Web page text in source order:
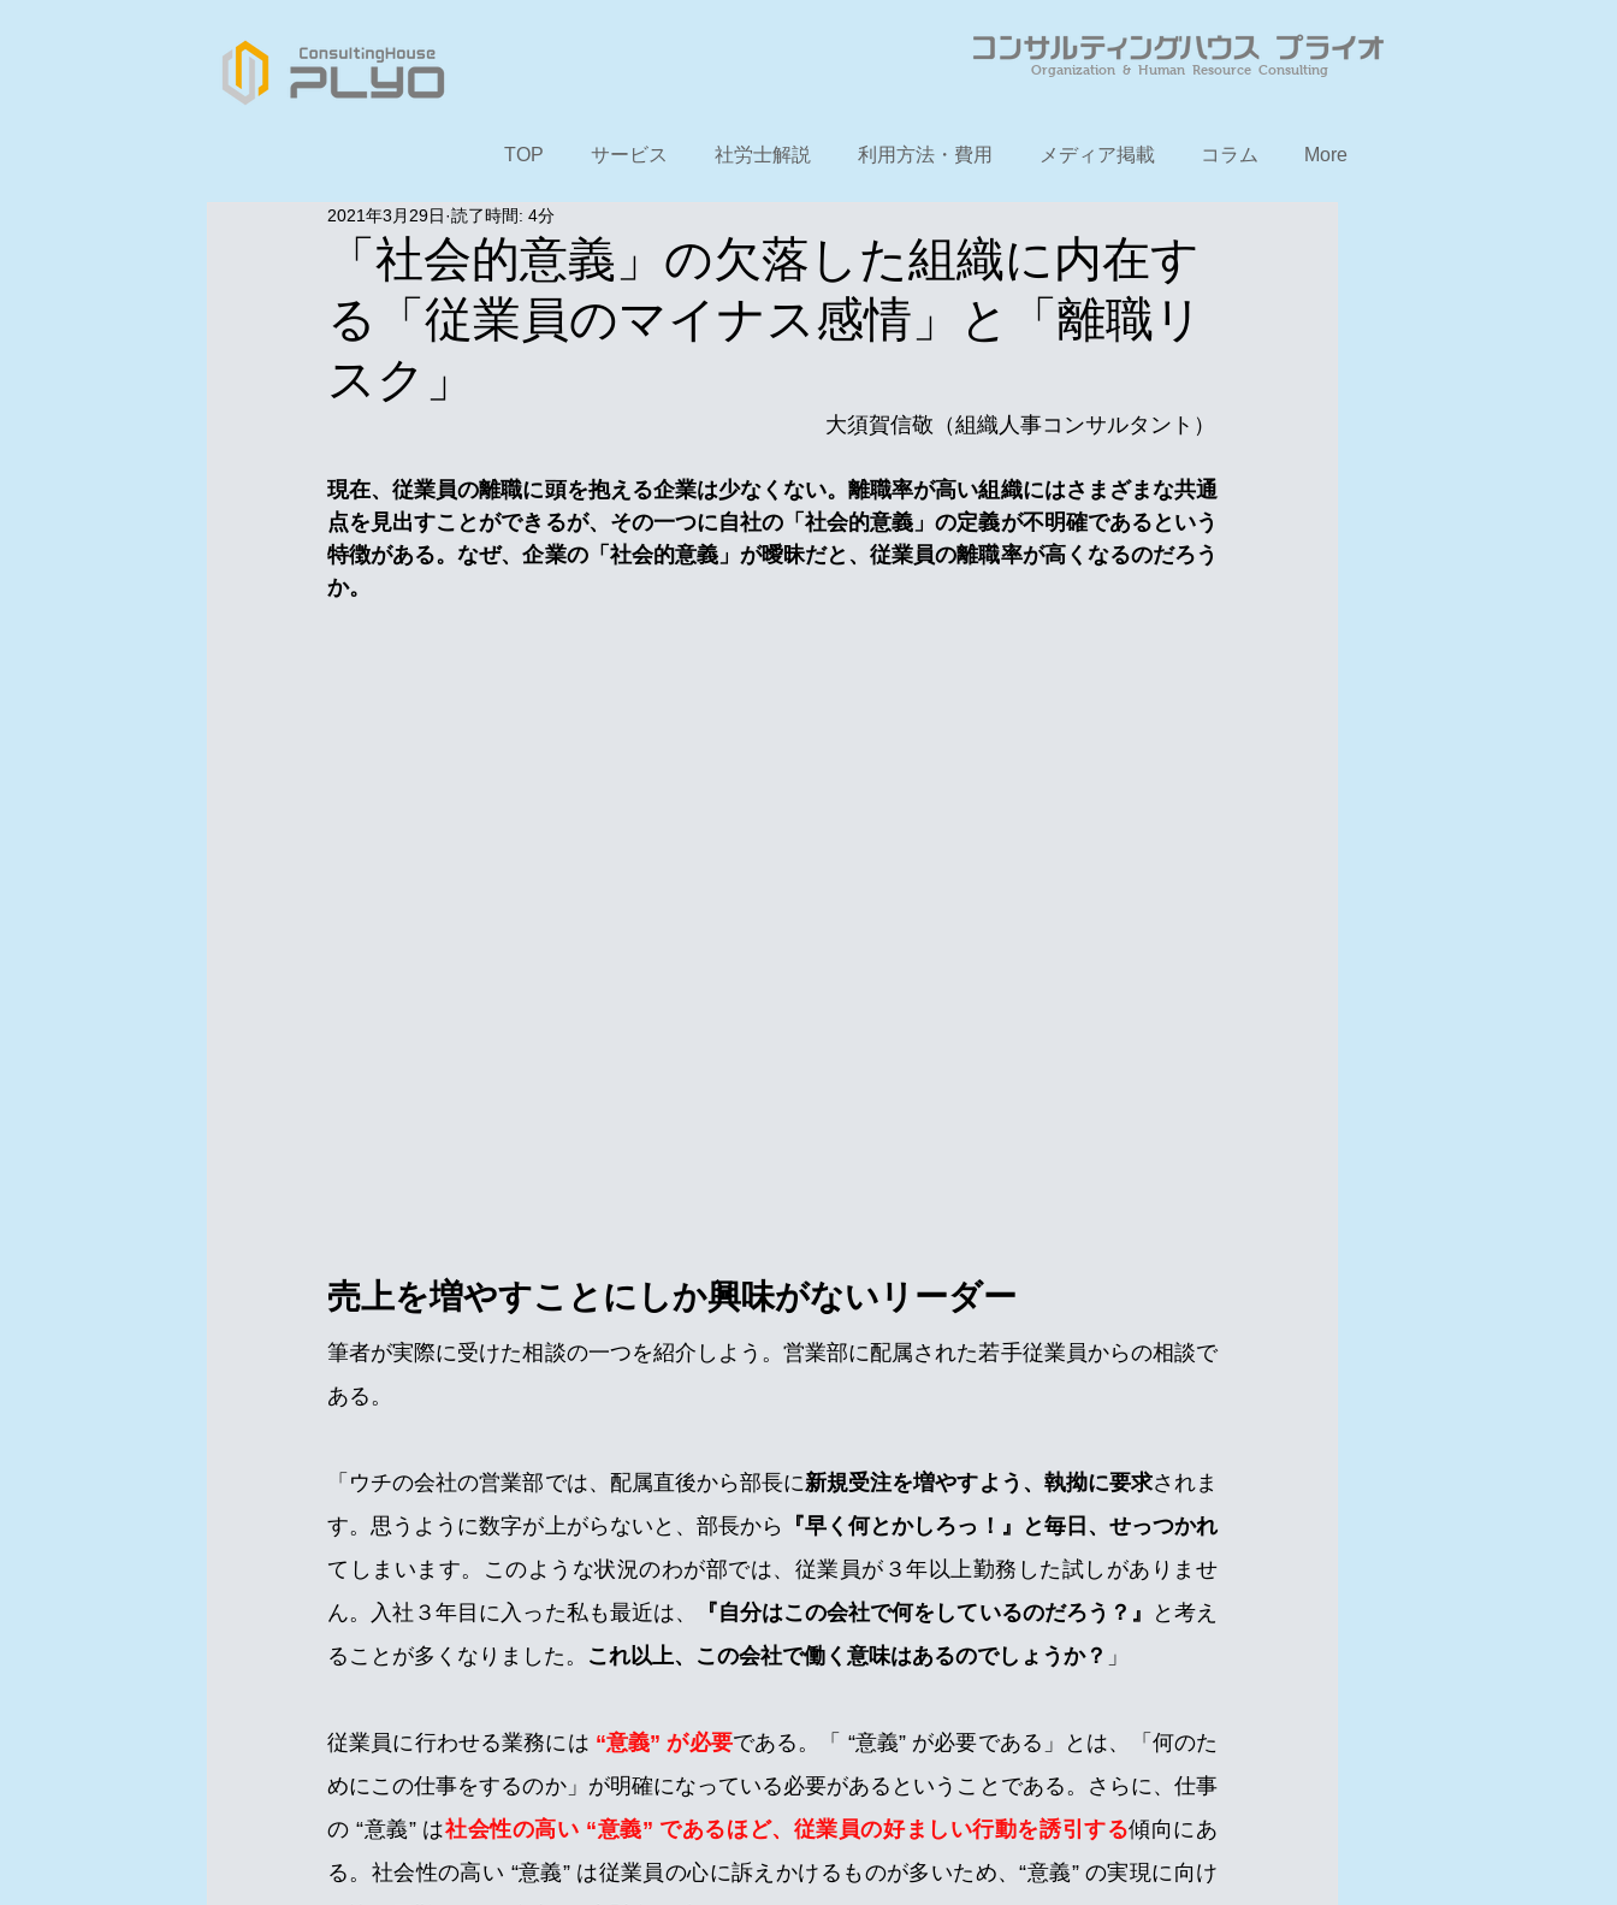
Organization & Human Resource Consulting
TOP サービス 社労士解説 利用方法・費用 メディア掲載 コラム More
「社会的意義」の欠落した組織に内在す
る「従業員のマイナス感情」と「離職リ
スク」
2021年3月29日 読了時間: 4分
大須賀信敬（組織人事コンサルタント）
現在、従業員の離職に頭を抱える企業は少なくない。離職率が高い組織にはさまざまな共通
点を見出すことができるが、その一つに自社の「社会的意義」の定義が不明確であるという
特徴がある。なぜ、企業の「社会的意義」が曖昧だと、従業員の離職率が高くなるのだろう
か。
売上を増やすことにしか興味がないリーダー
筆者が実際に受けた相談の一つを紹介しよう。営業部に配属された若手従業員からの相談で
ある。
「ウチの会社の営業部では、配属直後から部長に新規受注を増やすよう、執拗に要求されま
す。思うように数字が上がらないと、部長から
『早く何とかしろっ！』と毎日、せっつかれ
てしまいます。このような状況のわが部では、従業員が３年以上勤務した試しがありませ
ん。入社３年目に入った私も最近は、
『自分はこの会社で何をしているのだろう？』
と考え
ることが多くなりました。 これ以上、この会社で働く意味はあるのでしょうか？ 」
従業員に行わせる業務には “意義” が必要である。「 “意義” が必要である」とは、
「何のた
めにこの仕事をするのか」が明確になっている必要がある ということである。さらに、仕事
の “意義” は社会性の高い “意義” であるほど、従業員の好ましい行動を誘引する傾向にあ
る。社会性の高い “意義” は従業員の心に訴えかけるものが多いため、“意義” の実現に向け